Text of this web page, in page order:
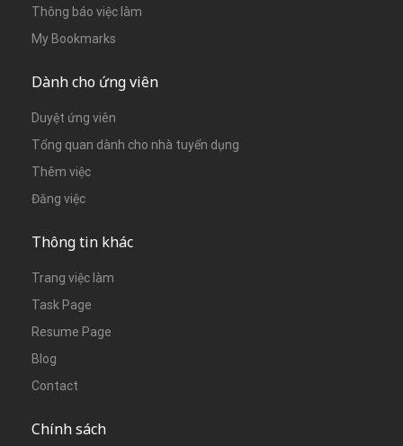
Thông báo việc làm
My Bookmarks
Dành cho ứng viên
Duyệt ứng viên
Tổng quan dành cho nhà tuyển dụng
Thêm việc
Đăng việc
Thông tin khác
Trang việc làm
Task Page
Resume Page
Blog
Contact
Chính sách